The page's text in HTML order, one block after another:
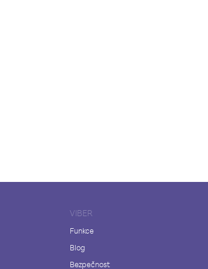
VIBER
Funkce
Blog
Bezpečnost